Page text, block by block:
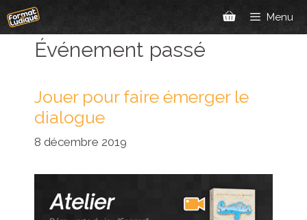
Aller
au
contenu
Menu
Événement passé
Jouer pour faire émerger le
dialogue
8 décembre 2019